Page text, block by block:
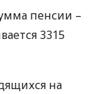
пенсии –
3315
на